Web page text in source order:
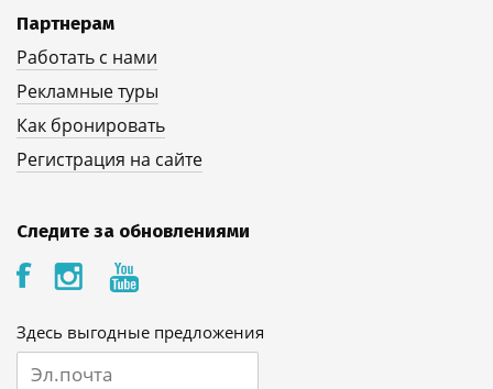
Партнерам
Работать с нами
Рекламные туры
Как бронировать
Регистрация на сайте
Следите за обновлениями
Здесь выгодные предложения